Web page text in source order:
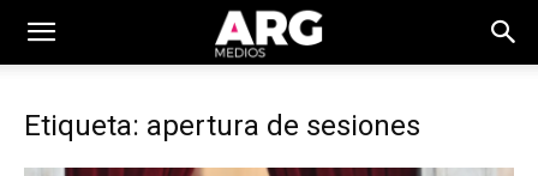
Etiqueta: apertura de sesiones